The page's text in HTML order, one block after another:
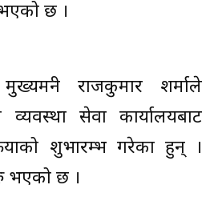
भएको छ ।
राजकुमार शर्माले
व्यवस्था सेवा कार्यालयबाट
शुभारम्भ गरेका हुन् ।
भएको छ ।